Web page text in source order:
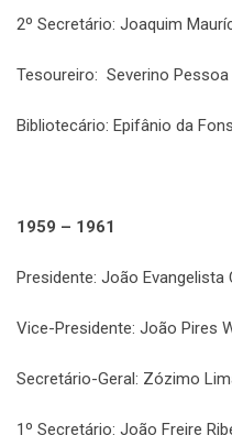
2º Secretário: Joaquim
Tesoureiro: Severino Pessoa
Bibliotecário: Epifânio da
1959 – 1961
Presidente: João Evangelista
Vice-Presidente: João Pires
Secretário-Geral: Zózimo
1º Secretário: João Freire